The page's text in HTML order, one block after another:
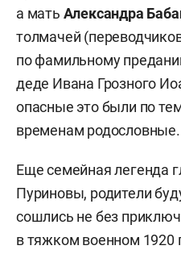
а мать Александра
толмачей
по фамильному
деде Ивана Грозного
опасные это были по
временам родословные.
Еще семейная легенда
Пуриновы, родители
сошлись не без
в тяжком военном 1920